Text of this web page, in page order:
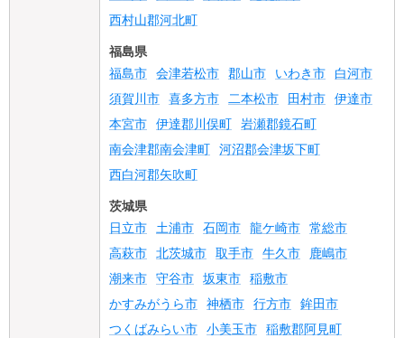
西村山郡河北町
福島県
福島市 会津若松市 郡山市 いわき市 白河市
須賀川市 喜多方市 二本松市 田村市 伊達市
本宮市 伊達郡川俣町 岩瀬郡鏡石町
南会津郡南会津町 河沼郡会津坂下町
西白河郡矢吹町
茨城県
日立市 土浦市 石岡市 龍ケ崎市 常総市
高萩市 北茨城市 取手市 牛久市
鹿嶋市
潮来市 守谷市 坂東市 稲敷市
かすみがうら市 神栖市 行方市 鉾田市
つくばみらい市 小美玉市 稲敷郡阿見町